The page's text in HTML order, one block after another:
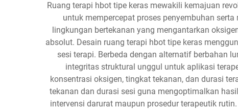
Ruang terapi hbot tipe keras mewakili kemajuan
untuk mempercepat proses penyembuhan
lingkungan bertekanan yang mengantarkan
absolut. Desain ruang terapi hbot tipe keras
sesi terapi. Berbeda dengan alternatif berbahan
integritas struktural unggul untuk aplikasi
konsentrasi oksigen, tingkat tekanan, dan durasi
tekanan dan durasi sesi guna mengoptimalkan
intervensi darurat maupun prosedur terapeutik